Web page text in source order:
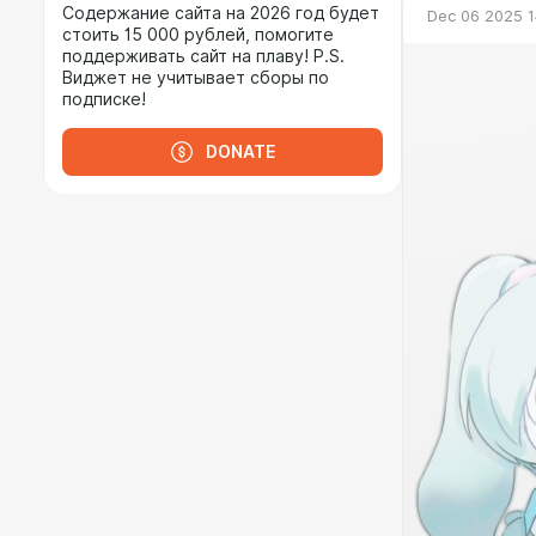
Содержание сайта на 2026 год будет
стоить 15 000 рублей, помогите
поддерживать сайт на плаву! P.S.
Виджет не учитывает сборы по
подписке!
DONATE
Dec 06 2025